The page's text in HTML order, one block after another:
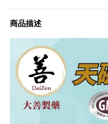
商品描述